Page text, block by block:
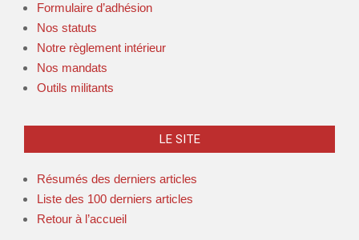
Formulaire d’adhésion
Nos statuts
Notre règlement intérieur
Nos mandats
Outils militants
LE SITE
Résumés des derniers articles
Liste des 100 derniers articles
Retour à l’accueil